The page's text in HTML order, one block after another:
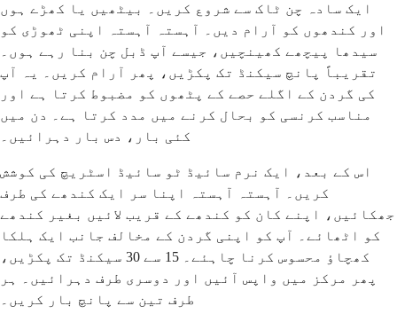
ایک سادہ چن ٹاک سے شروع کریں۔ بیٹھیں یا کھڑے ہوں
اور کندھوں کو آرام دیں۔ آہستہ آہستہ اپنی ٹھوڑی کو
سیدھا پیچھے کھینچیں، جیسے آپ ڈبل چن بنا رہے ہوں۔
تقریباً پانچ سیکنڈ تک پکڑیں، پھر آرام کریں۔ یہ آپ
کی گردن کے اگلے حصے کے پٹھوں کو مضبوط کرتا ہے اور
مناسب کرنسی کو بحال کرنے میں مدد کرتا ہے۔ دن میں
کئی بار، دس بار دہرائیں۔
اس کے بعد، ایک نرم سائیڈ ٹو سائیڈ اسٹریچ کی کوشش
کریں۔ آہستہ آہستہ اپنا سر ایک کندھے کی طرف
جھکائیں، اپنے کان کو کندھے کے قریب لائیں بغیر کندھے
کو اٹھائے۔ آپ کو اپنی گردن کے مخالف جانب ایک ہلکا
کھچاؤ محسوس کرنا چاہئے۔ 15 سے 30 سیکنڈ تک پکڑیں،
پھر مرکز میں واپس آئیں اور دوسری طرف دہرائیں۔ ہر
طرف تین سے پانچ بار کریں۔